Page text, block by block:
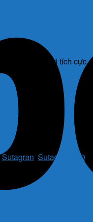
để điều trị tích cực
Sutagran Sutagran 100